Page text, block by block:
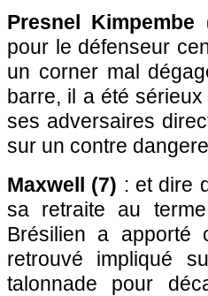
Presnel Kimpembe
pour le défenseur
un corner mal
barre, il a été
ses adversaires
sur un contre
Maxwell (7) : et dire
sa retraite au
Brésilien a apporté
retrouvé impliqué
talonnade pour